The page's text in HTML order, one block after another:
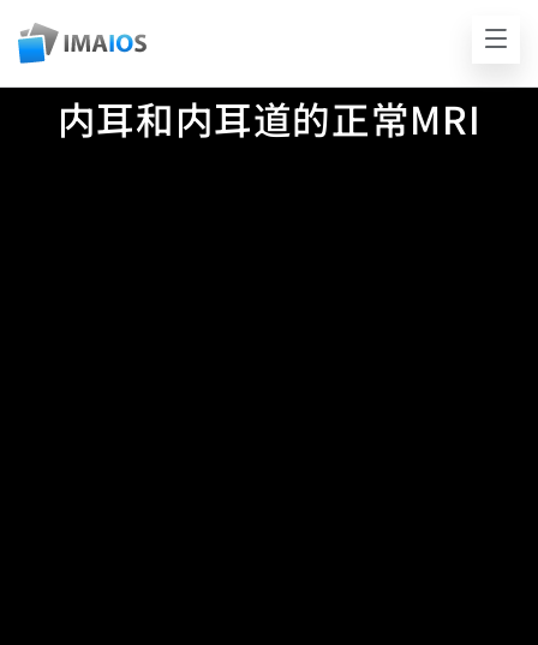
内耳和内耳道的正常MRI